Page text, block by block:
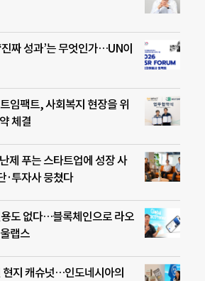
진짜 성과’는 무엇인가…UN이
임팩트, 사회복지 현장을 위
체결
제 푸는 스타트업에 성장 사
·투자사 뭉쳤다
도 없다…블록체인으로 라오
랩스
현지 캐슈넛…인도네시아의